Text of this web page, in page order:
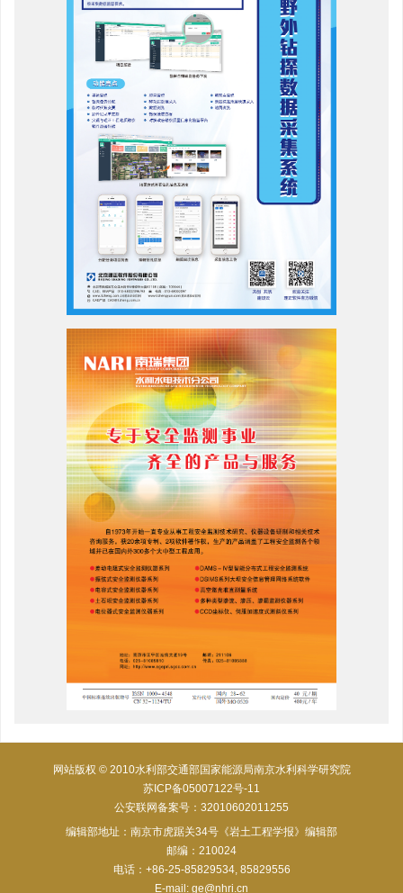
网站版权 © 2010水利部交通部国家能源局南京水利科学研究院
苏ICP备05007122号-11
公安联网备案号：32010602011255
编辑部地址：南京市虎踞关34号《岩土工程学报》编辑部
邮编：210024
电话：+86-25-85829534, 85829556
E-mail: ge@nhri.cn